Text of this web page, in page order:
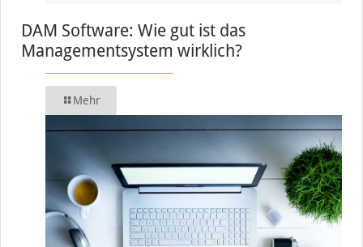
DAM Software: Wie gut ist das
Managementsystem wirklich?
Mehr